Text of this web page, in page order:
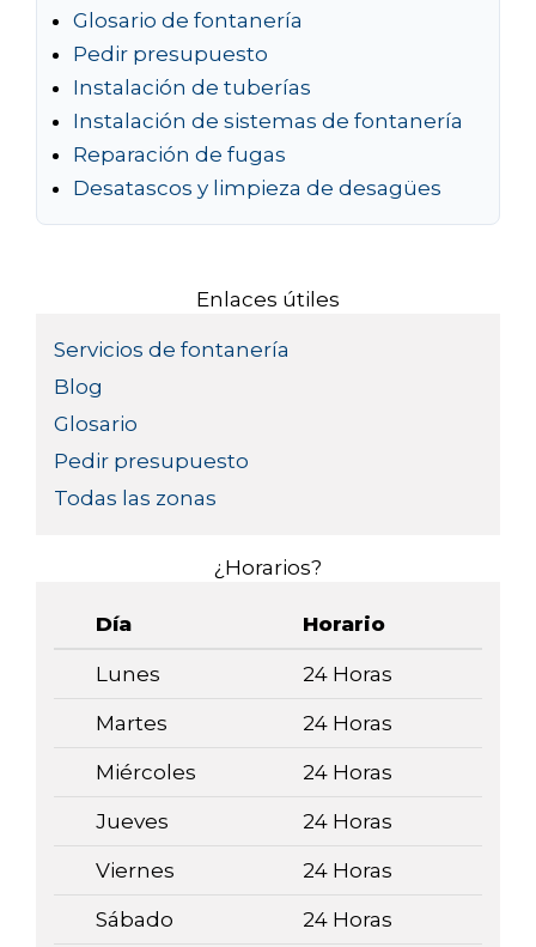
Glosario de fontanería
Pedir presupuesto
Instalación de tuberías
Instalación de sistemas de fontanería
Reparación de fugas
Desatascos y limpieza de desagües
Enlaces útiles
Servicios de fontanería
Blog
Glosario
Pedir presupuesto
Todas las zonas
¿Horarios?
Día Horario
Lunes 24 Horas
Martes 24 Horas
Miércoles 24 Horas
Jueves 24 Horas
Viernes 24 Horas
Sábado 24 Horas